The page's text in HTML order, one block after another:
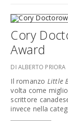
Cory
Award
DI ALBERTO PRIORA
Il romanzo Little
volta come
scrittore
invece nella